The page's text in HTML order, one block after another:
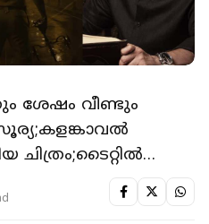
ശേഷം വീണ്ടും
ചിത്രം;ടൈറ്റിൽ